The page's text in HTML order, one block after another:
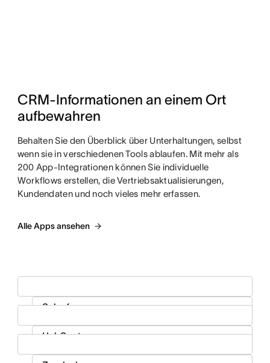
CRM-Informationen an einem Ort
aufbewahren
Behalten Sie den Überblick über Unterhaltungen, selbst
wenn sie in verschiedenen Tools ablaufen. Mit mehr als
200 App-Integrationen können Sie individuelle
Workflows erstellen, die Vertriebsaktualisierungen,
Kundendaten und noch vieles mehr erfassen.
Alle Apps ansehen